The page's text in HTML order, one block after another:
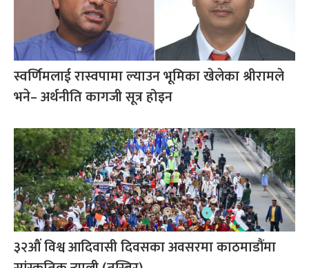
स्वर्णिमलाई रास्वपामा ल्याउन भूमिका खेलेका श्रीरामले
भने– अर्थनीति कागजी सूत्र होइन
३२औं विश्व आदिवासी दिवसका अवसरमा काठमाडौंमा